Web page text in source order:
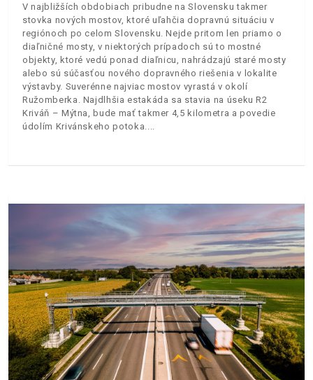
V najbližších obdobiach pribudne na Slovensku takmer
stovka nových mostov, ktoré uľahčia dopravnú situáciu v
regiónoch po celom Slovensku. Nejde pritom len priamo o
diaľničné mosty, v niektorých prípadoch sú to mostné
objekty, ktoré vedú ponad diaľnicu, nahrádzajú staré mosty
alebo sú súčasťou nového dopravného riešenia v lokalite
výstavby. Suverénne najviac mostov vyrastá v okolí
Ružomberka. Najdlhšia estakáda sa stavia na úseku R2
Kriváň – Mýtna, bude mať takmer 4,5 kilometra a povedie
údolím Krivánskeho potoka.